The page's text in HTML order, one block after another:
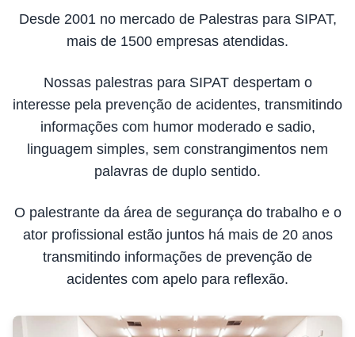
Desde 2001 no mercado de Palestras para SIPAT,
mais de 1500 empresas atendidas.
Nossas palestras para SIPAT despertam o
interesse pela prevenção de acidentes, transmitindo
informações com humor moderado e sadio,
linguagem simples, sem constrangimentos nem
palavras de duplo sentido.
O palestrante da área de segurança do trabalho e o
ator profissional estão juntos há mais de 20 anos
transmitindo informações de prevenção de
acidentes com apelo para reflexão.